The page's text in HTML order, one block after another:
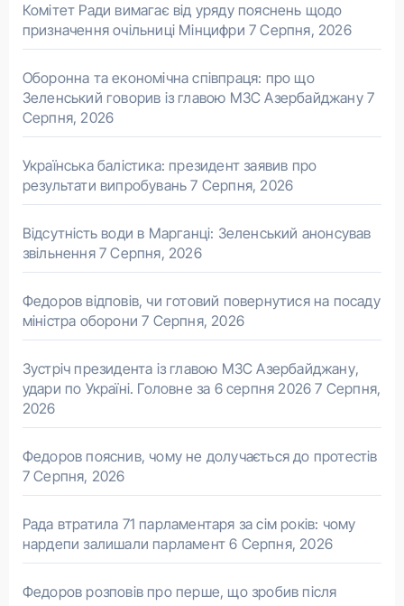
Комітет Ради вимагає від уряду пояснень щодо
призначення очільниці Мінцифри 7 Серпня, 2026
Оборонна та економічна співпраця: про що
Зеленський говорив із главою МЗС Азербайджану 7
Серпня, 2026
Українська балістика: президент заявив про
результати випробувань 7 Серпня, 2026
Відсутність води в Марганці: Зеленський анонсував
звільнення 7 Серпня, 2026
Федоров відповів, чи готовий повернутися на посаду
міністра оборони 7 Серпня, 2026
Зустріч президента із главою МЗС Азербайджану,
удари по Україні. Головне за 6 серпня 2026 7 Серпня,
2026
Федоров пояснив, чому не долучається до протестів
7 Серпня, 2026
Рада втратила 71 парламентаря за сім років: чому
нардепи залишали парламент 6 Серпня, 2026
Федоров розповів про перше, що зробив після